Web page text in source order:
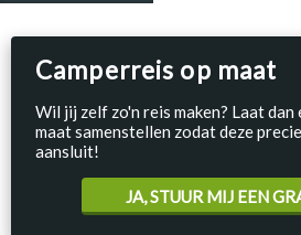
Camperreis op maat
Wil jij zelf zo'n reis maken? Laat dan
maat samenstellen zodat deze
aansluit!
JA, STUUR MIJ EEN